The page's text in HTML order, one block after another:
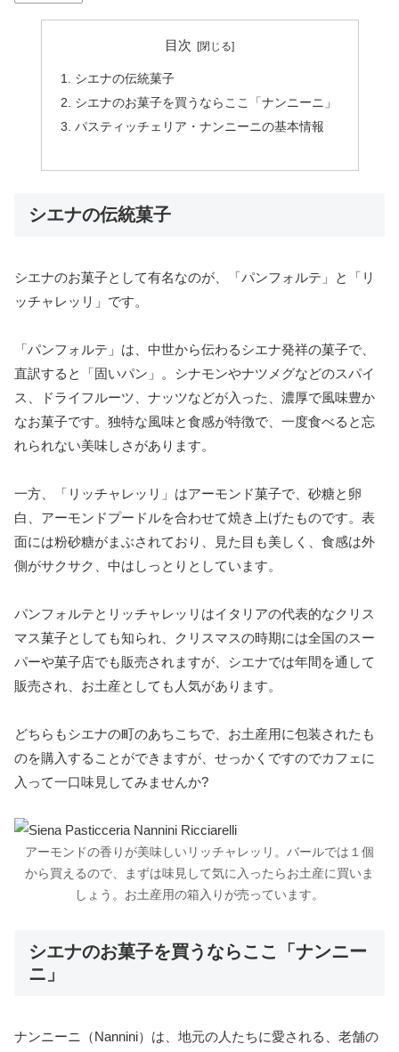
目次
シエナの伝統菓子
シエナのお菓子を買うならここ「ナンニーニ」
パスティッチェリア・ナンニーニの基本情報
シエナの伝統菓子
シエナのお菓子として有名なのが、「パンフォルテ」と「リ
ッチャレッリ」です。
「パンフォルテ」は、中世から伝わるシエナ発祥の菓子で、
直訳すると「固いパン」。シナモンやナツメグなどのスパイ
ス、ドライフルーツ、ナッツなどが入った、濃厚で風味豊か
なお菓子です。独特な風味と食感が特徴で、一度食べると忘
れられない美味しさがあります。
一方、「リッチャレッリ」はアーモンド菓子で、砂糖と卵
白、アーモンドプードルを合わせて焼き上げたものです。表
面には粉砂糖がまぶされており、見た目も美しく、食感は外
側がサクサク、中はしっとりとしています。
パンフォルテとリッチャレッリはイタリアの代表的なクリス
マス菓子としても知られ、クリスマスの時期には全国のスー
パーや菓子店でも販売されますが、シエナでは年間を通して
販売され、お土産としても人気があります。
どちらもシエナの町のあちこちで、お土産用に包装されたも
のを購入することができますが、せっかくですのでカフェに
入って一口味見してみませんか?
アーモンドの香りが美味しいリッチャレッリ。バールでは１個
から買えるので、まずは味見して気に入ったらお土産に買いま
しょう。お土産用の箱入りが売っています。
シエナのお菓子を買うならここ「ナンニー
ニ」
ナンニーニ（Nannini）は、地元の人たちに愛される、老舗の